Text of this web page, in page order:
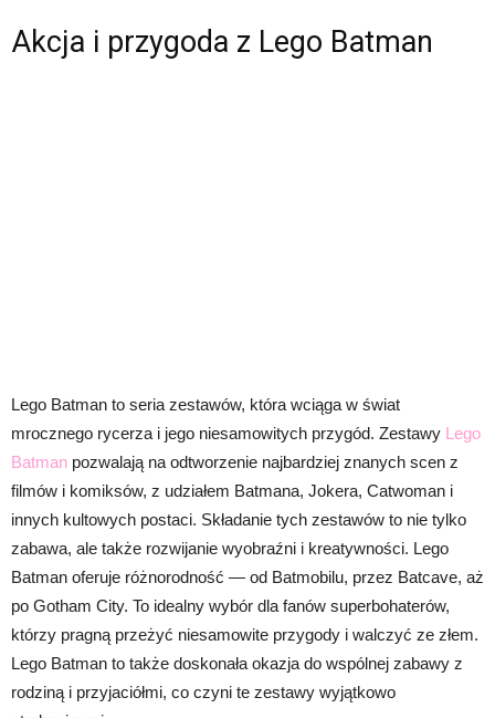
Akcja i przygoda z Lego Batman
Lego Batman to seria zestawów, która wciąga w świat
mrocznego rycerza i jego niesamowitych przygód. Zestawy Lego
Batman pozwalają na odtworzenie najbardziej znanych scen z
filmów i komiksów, z udziałem Batmana, Jokera, Catwoman i
innych kultowych postaci. Składanie tych zestawów to nie tylko
zabawa, ale także rozwijanie wyobraźni i kreatywności. Lego
Batman oferuje różnorodność — od Batmobilu, przez Batcave, aż
po Gotham City. To idealny wybór dla fanów superbohaterów,
którzy pragną przeżyć niesamowite przygody i walczyć ze złem.
Lego Batman to także doskonała okazja do wspólnej zabawy z
rodziną i przyjaciółmi, co czyni te zestawy wyjątkowo